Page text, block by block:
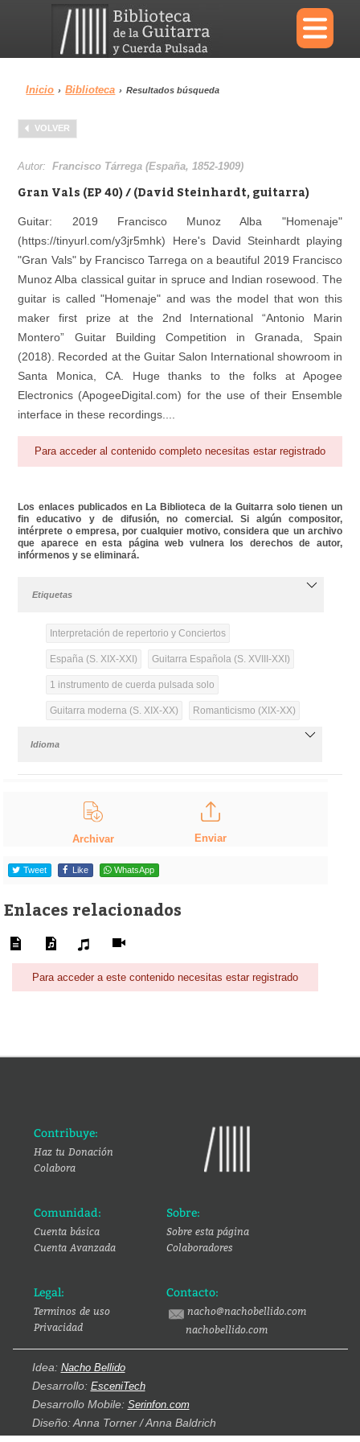
×
Menu
Biblioteca Diccionario
Área personal Reproductor
Inicio › Biblioteca › Resultados búsqueda
VOLVER
Autor:Francisco Tárrega (España, 1852-1909)
Gran Vals (EP 40) / (David Steinhardt, guitarra)
Guitar: 2019 Francisco Munoz Alba "Homenaje"
(https://tinyurl.com/y3jr5mhk) Here's David Steinhardt playing
"Gran Vals" by Francisco Tarrega on a beautiful 2019 Francisco
Munoz Alba classical guitar in spruce and Indian rosewood. The
guitar is called "Homenaje" and was the model that won this
maker first prize at the 2nd International “Antonio Marin
Montero” Guitar Building Competition in Granada, Spain
(2018). Recorded at the Guitar Salon International showroom in
Santa Monica, CA. Huge thanks to the folks at Apogee
Electronics (ApogeeDigital.com) for the use of their Ensemble
interface in these recordings....
Para acceder al contenido completo necesitas estar registrado
Los enlaces publicados en La Biblioteca de la Guitarra solo tienen un
fin educativo y de difusión, no comercial. Si algún compositor,
intérprete o empresa, por cualquier motivo, considera que un archivo
que aparece en esta página web vulnera los derechos de autor,
infórmenos y se eliminará.
Etiquetas
Interpretación de repertorio y Conciertos
España (S. XIX-XXI) Guitarra Española (S. XVIII-XXI)
1 instrumento de cuerda pulsada solo
Guitarra moderna (S. XIX-XX) Romanticismo (XIX-XX)
Idioma
Archivar Enviar
Tweet Like WhatsApp
Enlaces relacionados
Para acceder a este contenido necesitas estar registrado
Contribuye:
Haz tu Donación
Colabora
Comunidad:
Cuenta básica
Cuenta Avanzada
Sobre:
Sobre esta página
Colaboradores
Legal:
Terminos de uso
Privacidad
Contacto:
nacho@nachobellido.com
nachobellido.com
Idea: Nacho Bellido
Desarrollo: EsceniTech
Desarrollo Mobile: Serinfon.com
Diseño: Anna Torner / Anna Baldrich